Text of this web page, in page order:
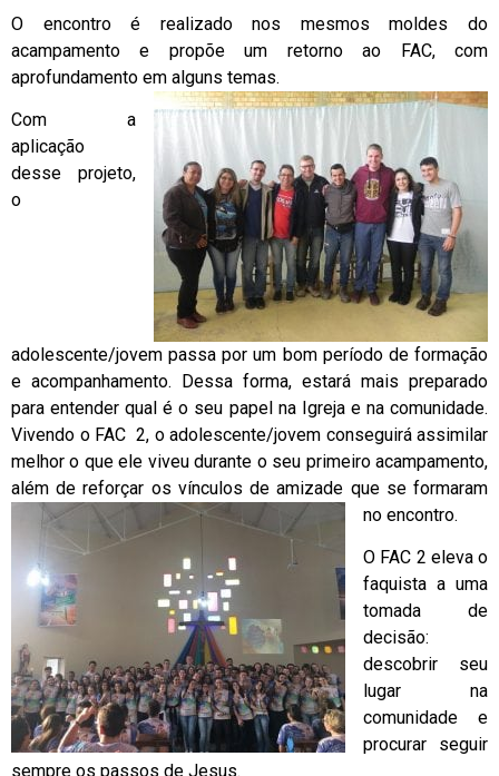
O encontro é realizado nos mesmos moldes do
acampamento e propõe um retorno ao FAC, com
aprofundamento em alguns temas.
Com a
aplicação
desse projeto,
o
adolescente/jovem passa por um bom período de formação
e acompanhamento. Dessa forma, estará mais preparado
para entender qual é o seu papel na Igreja e na comunidade.
Vivendo o FAC 2, o adolescente/jovem conseguirá assimilar
melhor o que ele viveu durante o seu primeiro acampamento,
além de reforçar os vínculos de amizade que se formaram
no encontro.
O FAC 2 eleva o
faquista a uma
tomada de
decisão:
descobrir seu
lugar na
comunidade e
procurar seguir
sempre os passos de Jesus.